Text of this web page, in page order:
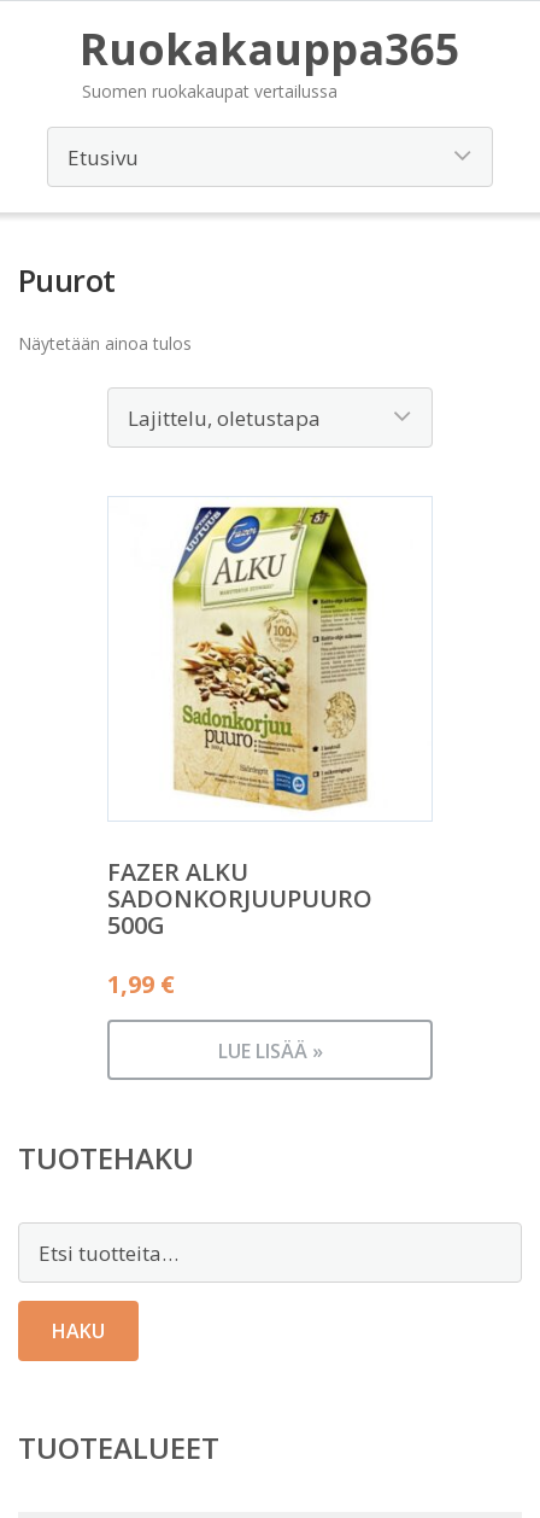
Ruokakauppa365
Suomen ruokakaupat vertailussa
Puurot
Näytetään ainoa tulos
FAZER ALKU
SADONKORJUUPUURO
500G
1,99 €
LUE LISÄÄ »
TUOTEHAKU
HAKU
TUOTEALUEET